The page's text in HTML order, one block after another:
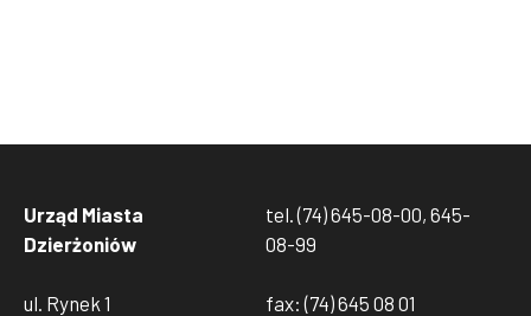
Urząd Miasta
Dzierżoniów
ul. Rynek 1
tel. (74) 645-08-00, 645-
08-99
fax: (74) 645 08 01